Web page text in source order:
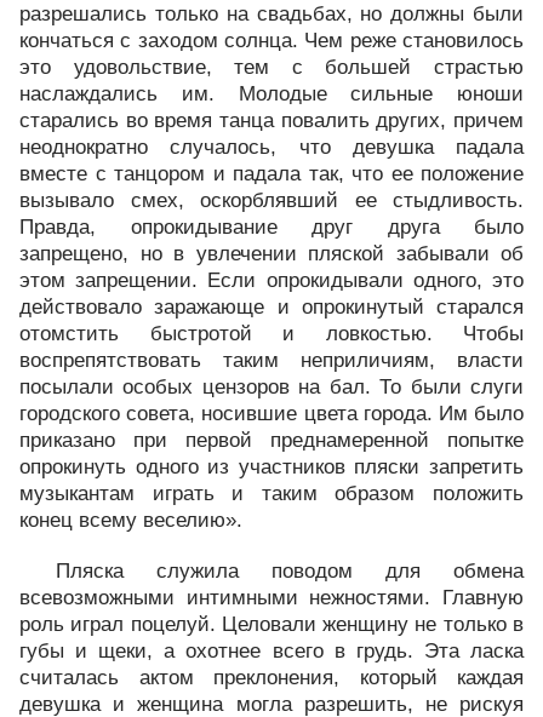
разрешались только на свадьбах, но должны были
кончаться с заходом солнца. Чем реже становилось
это удовольствие, тем с большей страстью
наслаждались им. Молодые сильные юноши
старались во время танца повалить других, причем
неоднократно случалось, что девушка падала
вместе с танцором и падала так, что ее положение
вызывало смех, оскорблявший ее стыдливость.
Правда, опрокидывание друг друга было
запрещено, но в увлечении пляской забывали об
этом запрещении. Если опрокидывали одного, это
действовало заражающе и опрокинутый старался
отомстить быстротой и ловкостью. Чтобы
воспрепятствовать таким неприличиям, власти
посылали особых цензоров на бал. То были слуги
городского совета, носившие цвета города. Им было
приказано при первой преднамеренной попытке
опрокинуть одного из участников пляски запретить
музыкантам играть и таким образом положить
конец всему веселию».
Пляска служила поводом для обмена
всевозможными интимными нежностями. Главную
роль играл поцелуй. Целовали женщину не только в
губы и щеки, а охотнее всего в грудь. Эта ласка
считалась актом преклонения, который каждая
девушка и женщина могла разрешить, не рискуя